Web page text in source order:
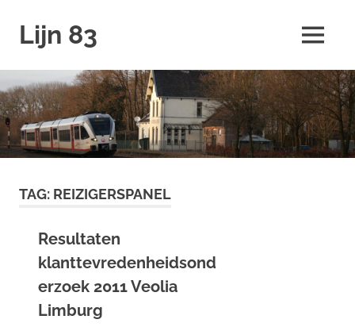
naar
inhoud
Lijn 83 MENU
TAG: REIZIGERSPANEL
Resultaten
klanttevredenheidsond
erzoek 2011 Veolia
Limburg